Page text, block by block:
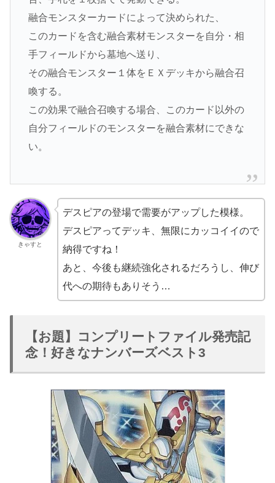
融合モンスターカードによって決められた、
このカードを含む融合素材モンスターを自分・相
手フィールドから墓地へ送り、
その融合モンスター１体をＥＸデッキから融合召
喚する。
この効果で融合召喚する場合、このカード以外の
自分フィールドのモンスターを融合素材にできな
い。
きゃすと
デスピアの登場で需要がアップした模様。
デスピアってデッキ、無限にカッコイイので
納得ですね！
あと、今後も継続強化されるだろうし、伸び
代への期待もありそう…
【お題】コンプリートファイル発売記
念！好きなナンバーズベスト3